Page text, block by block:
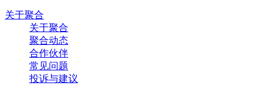
关于聚合
关于聚合
聚合动态
合作伙伴
常见问题
投诉与建议